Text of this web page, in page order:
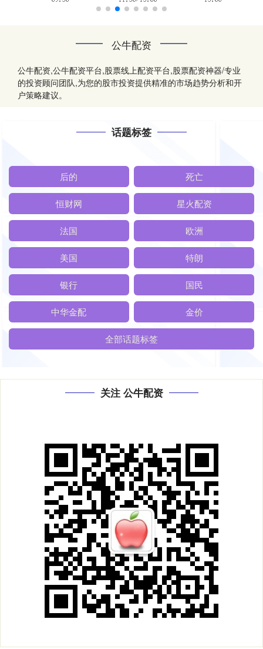
公牛配资
公牛配资,公牛配资平台,股票线上配资平台,股票配资神器/专业
的投资顾问团队,为您的股市投资提供精准的市场趋势分析和开
户策略建议。
话题标签
后的 死亡
恒财网 星火配资
法国 欧洲
美国 特朗
银行 国民
中华金配 金价
全部话题标签
关注 公牛配资